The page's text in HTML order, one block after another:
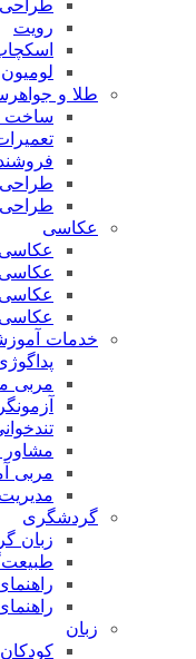
رویت
لومیون
طلا و
ساخت
طراحی
عکاسی
عکاسی
عکاسی
عکاسی
خدمات
مربی
مربی
گردشگری
زبان
زبان
کودکان